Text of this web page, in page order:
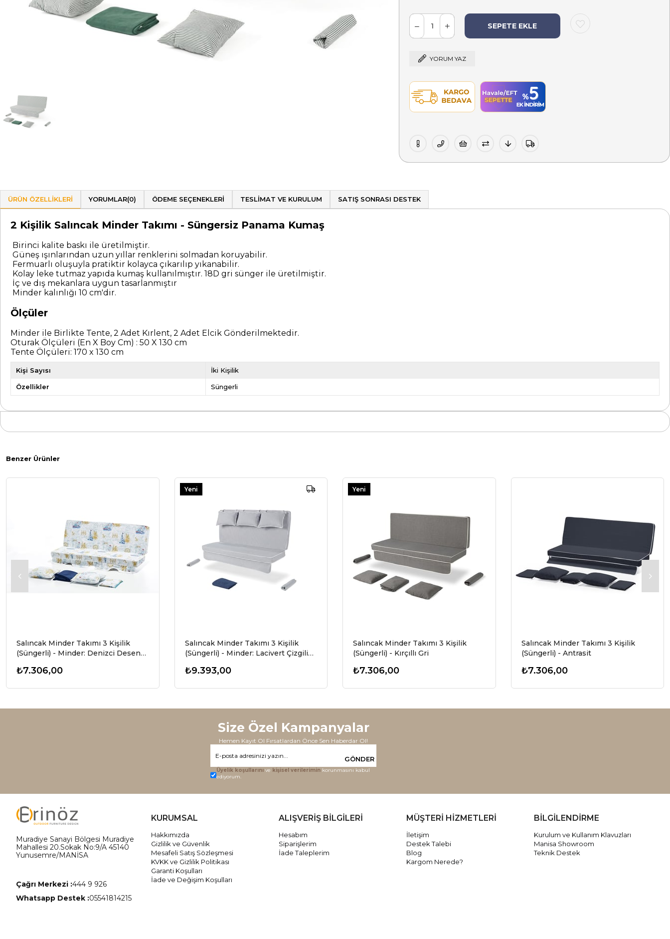
YORUM YAZ
ÜRÜN ÖZELLIKLERI YORUMLAR(0) ÖDEME SEÇENEKLERI TESLIMAT VE KURULUM SATIŞ SONRASI DESTEK
2 Kişilik Salıncak Minder Takımı - Süngersiz Panama Kumaş
Birinci kalite baskı ile üretilmiştir.
Güneş ışınlarından uzun yıllar renklerini solmadan koruyabilir.
Fermuarlı oluşuyla pratiktir kolayca çıkarılıp yıkanabilir.
Kolay leke tutmaz yapıda kumaş kullanılmıştır. 18D gri sünger ile üretilmiştir.
İç ve dış mekanlara uygun tasarlanmıştır
Minder kalınlığı 10 cm'dir.
Ölçüler
Minder ile Birlikte Tente, 2 Adet Kırlent, 2 Adet Elcik Gönderilmektedir.
Oturak Ölçüleri (En X Boy Cm) : 50 X 130 cm
Tente Ölçüleri: 170 x 130 cm
Kişi Sayısı İki Kişilik
Özellikler Süngerli
Benzer Ürünler
Salıncak Minder Takımı 3 Kişilik
(Süngerli) - Minder: Denizci Desen
₺7.306,00
Salıncak Minder Takımı 3 Kişilik
(Süngerli) - Minder: Lacivert Çizgili
₺9.393,00
Yeni
Salıncak Minder Takımı 3 Kişilik
(Süngerli) - Kırçıllı Gri
₺7.306,00
Yeni
Salıncak Minder Takımı 3 Kişilik
(Süngerli) - Antrasit
₺7.306,00
Size Özel Kampanyalar
Hemen Kayıt Ol Fırsatlardan Önce Sen Haberdar Ol!
GÖNDER
Üyelik koşullarınıve kişisel verileriminkorunmasını kabul
ediyorum.
Muradiye Sanayi Bölgesi Muradiye
Mahallesi 20.Sokak No:9/A 45140
Yunusemre/MANİSA
Çağrı Merkezi :444 9 926
Whatsapp Destek :05541814215
KURUMSAL
Hakkımızda
Gizlilik ve Güvenlik
Mesafeli Satış Sözleşmesi
KVKK ve Gizlilik Politikası
Garanti Koşulları
İade ve Değişim Koşulları
ALIŞVERİŞ BİLGİLERİ
Hesabım
Siparişlerim
İade Taleplerim
MÜŞTERİ HİZMETLERİ
İletişim
Destek Talebi
Blog
Kargom Nerede?
BİLGİLENDİRME
Kurulum ve Kullanım Klavuzları
Manisa Showroom
Teknik Destek